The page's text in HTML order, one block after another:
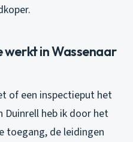
in Wassenaar
of een inspectieput het
Duinrell heb ik door het
toegang, de leidingen